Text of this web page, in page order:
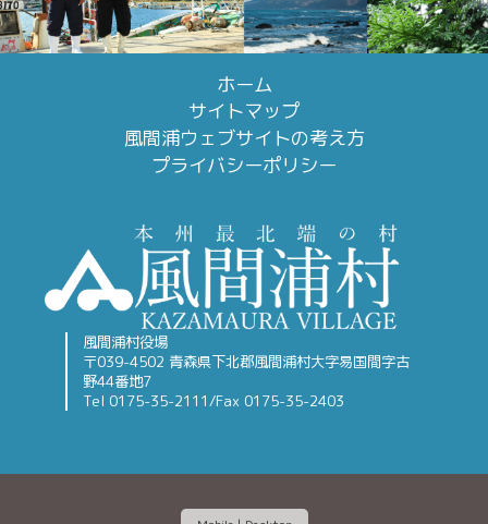
ホーム
サイトマップ
風間浦ウェブサイトの考え方
プライバシーポリシー
風間浦村役場
〒039-4502 青森県下北郡風間浦村大字易国間字古
野44番地7
Tel 0175-35-2111/Fax 0175-35-2403